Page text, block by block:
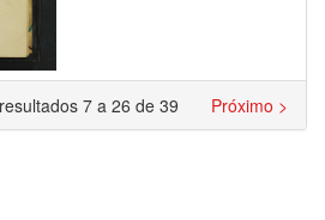
7 a 26 de 39 Próximo >